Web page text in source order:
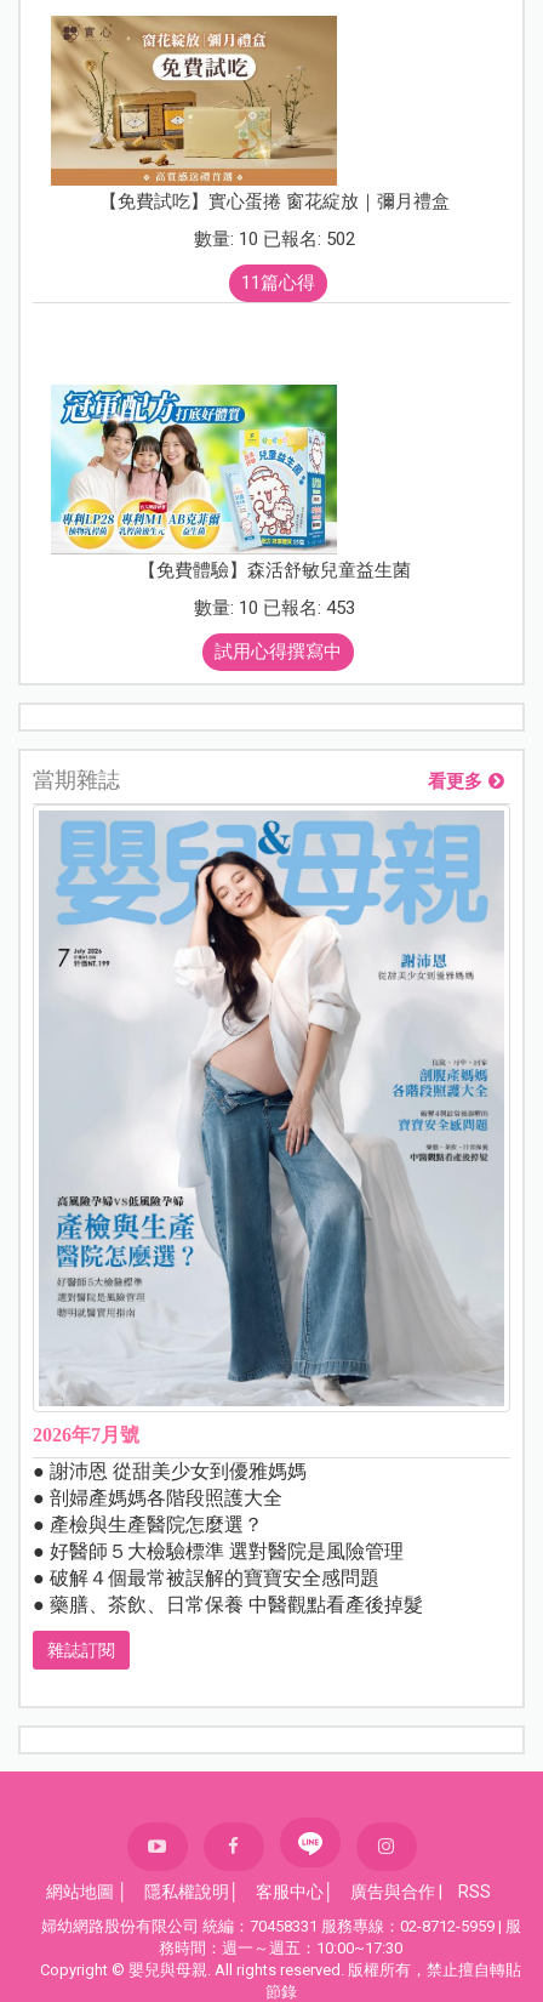
【免費試吃】實心蛋捲 窗花綻放｜彌月禮盒
數量: 10 已報名: 502
11篇心得
【免費體驗】森活舒敏兒童益生菌
數量: 10 已報名: 453
試用心得撰寫中
當期雜誌 看更多
2026年7月號
● 謝沛恩 從甜美少女到優雅媽媽
● 剖婦產媽媽各階段照護大全
● 產檢與生產醫院怎麼選？
● 好醫師５大檢驗標準 選對醫院是風險管理
● 破解４個最常被誤解的寶寶安全感問題
● 藥膳、茶飲、日常保養 中醫觀點看產後掉髮
雜誌訂閱
網站地圖 隱私權說明 客服中心 廣告與合作 RSS
婦幼網路股份有限公司 統編：70458331 服務專線：02-8712-5959 | 服
務時間：週一～週五：10:00~17:30
Copyright © 嬰兒與母親. All rights reserved. 版權所有，禁止擅自轉貼
節錄